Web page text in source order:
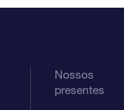
Nossos
presentes